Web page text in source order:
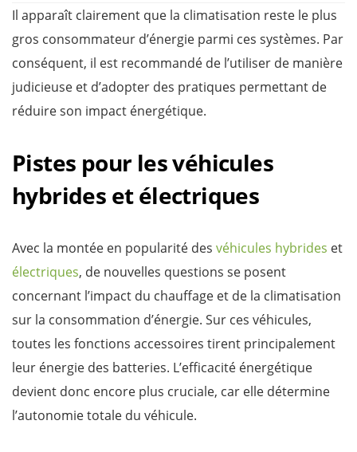
Il apparaît clairement que la climatisation reste le plus
gros consommateur d’énergie parmi ces systèmes. Par
conséquent, il est recommandé de l’utiliser de manière
judicieuse et d’adopter des pratiques permettant de
réduire son impact énergétique.
Pistes pour les véhicules
hybrides et électriques
Avec la montée en popularité des véhicules hybrides et
électriques, de nouvelles questions se posent
concernant l’impact du chauffage et de la climatisation
sur la consommation d’énergie. Sur ces véhicules,
toutes les fonctions accessoires tirent principalement
leur énergie des batteries. L’efficacité énergétique
devient donc encore plus cruciale, car elle détermine
l’autonomie totale du véhicule.